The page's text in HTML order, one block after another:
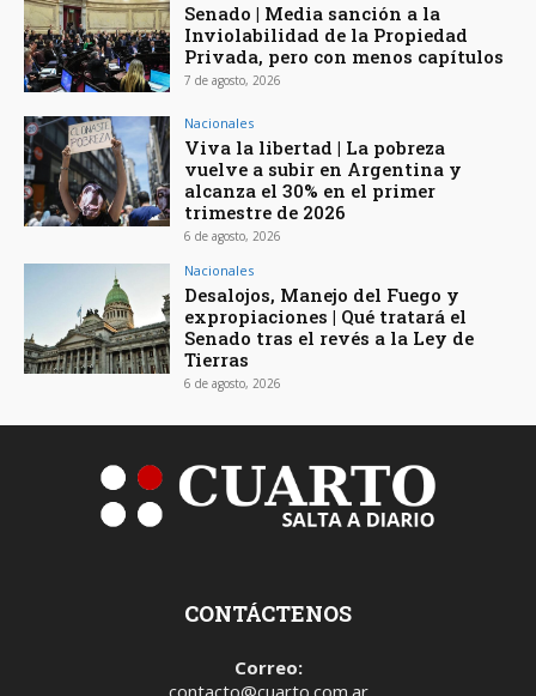
Senado | Media sanción a la
Inviolabilidad de la Propiedad
Privada, pero con menos capítulos
7 de agosto, 2026
Nacionales
Viva la libertad | La pobreza
vuelve a subir en Argentina y
alcanza el 30% en el primer
trimestre de 2026
6 de agosto, 2026
Nacionales
Desalojos, Manejo del Fuego y
expropiaciones | Qué tratará el
Senado tras el revés a la Ley de
Tierras
6 de agosto, 2026
CONTÁCTENOS
Correo:
contacto@cuarto.com.ar